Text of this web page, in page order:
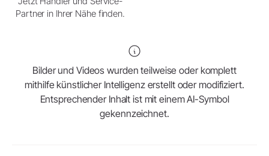
Partner in Ihrer Nähe finden.
Bilder und Videos wurden teilweise oder komplett
mithilfe künstlicher Intelligenz erstellt oder modifiziert.
Entsprechender Inhalt ist mit einem AI-Symbol
gekennzeichnet.